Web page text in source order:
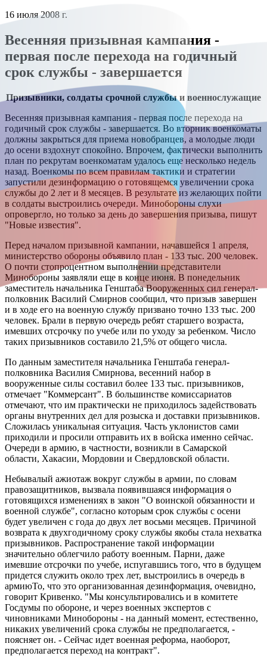
16 июля 2008 г.
Весенняя призывная кампания -
первая после перехода на годичный
срок службы - завершается
Призывники, солдаты срочной службы и военнослужащие
Весенняя призывная кампания - первая после перехода на
годичный срок службы - завершается. Во вторник военкоматы
должны закрыться для приема новобранцев, а молодые люди
до осени вздохнут спокойно. Впрочем, фактически выполнить
план по рекрутам военкоматам удалось еще несколько недель
назад. Военкомы по всем правилам тактики и стратегии
запустили дезинформацию о готовящемся увеличении срока
службы до 2 лет и 8 месяцев. В результате из желающих пойти
в солдаты выстроились очереди. Минобороны слухи
опровергло, но только за день до завершения призыва, пишут
"Новые известия".
Перед началом призывной кампании, начавшейся 1 апреля,
министерство обороны объявило план - 133 тыс. 200 человек.
О почти стопроцентном выполнении представители
Минобороны заявляли еще в конце июня. В понедельник
заместитель начальника Генштаба Вооруженных сил генерал-
полковник Василий Смирнов сообщил, что призыв завершен
и в ходе его на военную службу призвано точно 133 тыс. 200
человек. Брали в первую очередь ребят старшего возраста,
имевших отсрочку по учебе или по уходу за ребенком. Число
таких призывников составило 21,5% от общего числа.
По данным заместителя начальника Генштаба генерал-
полковника Василия Смирнова, весенний набор в
вооруженные силы составил более 133 тыс. призывников,
отмечает "Коммерсант". В большинстве комиссариатов
отмечают, что им практически не приходилось задействовать
органы внутренних дел для розыска и доставки призывников.
Сложилась уникальная ситуация. Часть уклонистов сами
приходили и просили отправить их в войска именно сейчас.
Очереди в армию, в частности, возникли в Самарской
области, Хакасии, Мордовии и Свердловской области.
Небывалый ажиотаж вокруг службы в армии, по словам
правозащитников, вызвала появившаяся информация о
готовящихся изменениях в закон "О воинской обязанности и
военной службе", согласно которым срок службы с осени
будет увеличен с года до двух лет восьми месяцев. Причиной
возврата к двухгодичному сроку службы якобы стала нехватка
призывников. Распространение такой информации
значительно облегчило работу военным. Парни, даже
имевшие отсрочки по учебе, испугавшись того, что в будущем
придется служить около трех лет, выстроились в очередь в
армиюТо, что это организованная дезинформация, очевидно,
говорит Кривенко. "Мы консультировались и в комитете
Госдумы по обороне, и через военных экспертов с
чиновниками Минобороны - на данный момент, естественно,
никаких увеличений срока службы не предполагается, -
поясняет он. - Сейчас идет военная реформа, наоборот,
предполагается переход на контракт".